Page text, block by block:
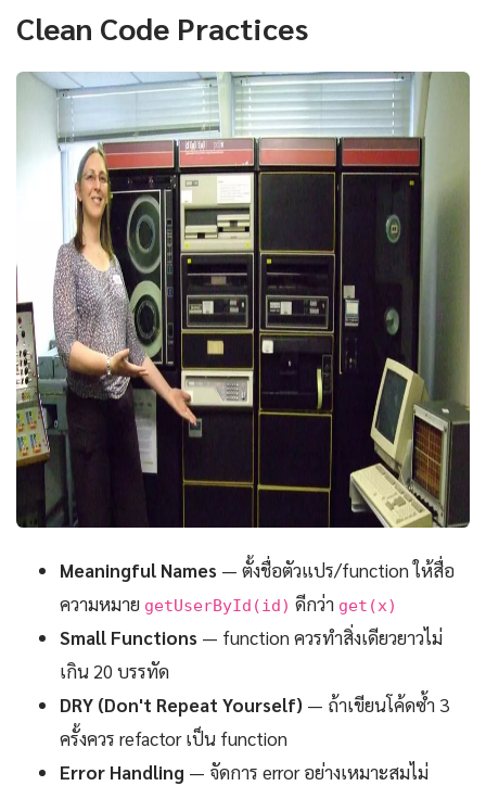
Clean Code Practices
Meaningful Names — ตั้งชื่อตัวแปร/function ให้สื่อ
ความหมาย getUserById(id) ดีกว่า get(x)
Small Functions — function ควรทำสิ่งเดียวยาวไม่
เกิน 20 บรรทัด
DRY (Don't Repeat Yourself) — ถ้าเขียนโค้ดซ้ำ 3
ครั้งควร refactor เป็น function
Error Handling — จัดการ error อย่างเหมาะสมไม่